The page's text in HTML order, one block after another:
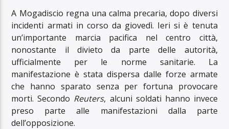
A Mogadiscio regna una calma precaria, dopo diversi
incidenti armati in corso da giovedì. Ieri si è tenuta
un’importante marcia pacifica nel centro città,
nonostante il divieto da parte delle autorità,
ufficialmente per le norme sanitarie. La
manifestazione è stata dispersa dalle forze armate
che hanno sparato senza per fortuna provocare
morti. Secondo Reuters, alcuni soldati hanno invece
preso parte alle manifestazioni dalla parte
dell’opposizione.